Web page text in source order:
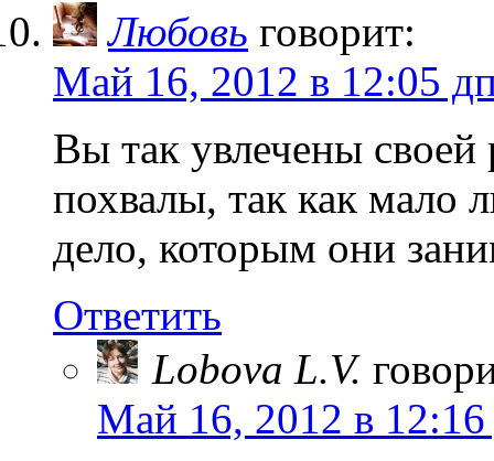
Любовь говорит:
Май 16, 2012 в 12:05
Вы так увлечены своей
похвалы, так как мало
дело, которым они
Ответить
Lobova L.V.
Май 16, 2012 в